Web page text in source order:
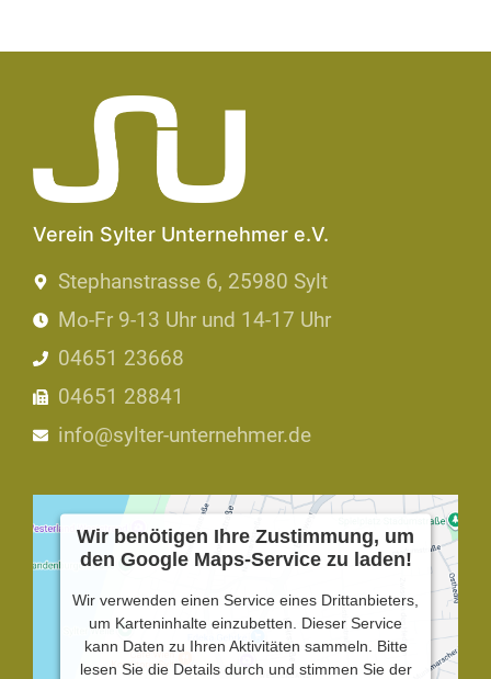
Verein Sylter Unternehmer e.V.
Stephanstrasse 6, 25980 Sylt
Mo-Fr 9-13 Uhr und 14-17 Uhr
04651 23668
04651 28841
info@sylter-unternehmer.de
Wir benötigen Ihre Zustimmung, um
den Google Maps-Service zu laden!
Wir verwenden einen Service eines Drittanbieters,
um Karteninhalte einzubetten. Dieser Service
kann Daten zu Ihren Aktivitäten sammeln. Bitte
lesen Sie die Details durch und stimmen Sie der